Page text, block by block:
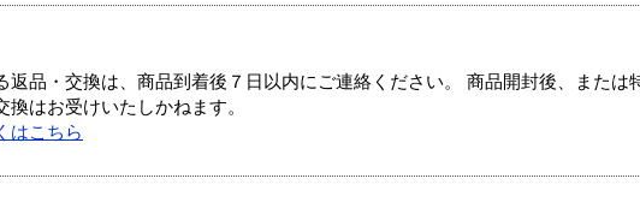
返品・交換は、商品到着後７日以内にご連絡ください。 商品開封後、または
はお受けいたしかねます。
はこちら